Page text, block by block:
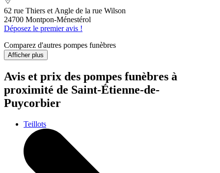
62 rue Thiers et Angle de la rue Wilson
24700 Montpon-Ménestérol
Déposez le premier avis !
Comparez d'autres pompes funèbres
Afficher plus
Avis et prix des pompes funèbres à
proximité de Saint-Étienne-de-
Puycorbier
Teillots